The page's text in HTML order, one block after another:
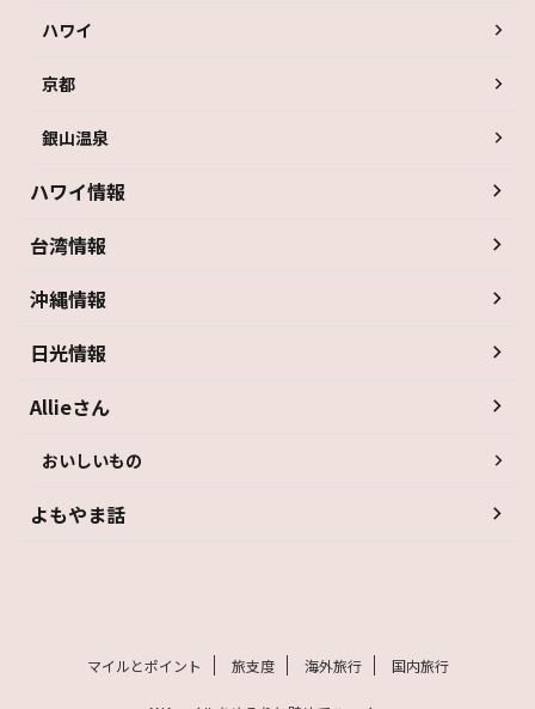
ハワイ
京都
銀山温泉
ハワイ情報
台湾情報
沖縄情報
日光情報
Allieさん
おいしいもの
よもやま話
マイルとポイント 旅支度 海外旅行 国内旅行